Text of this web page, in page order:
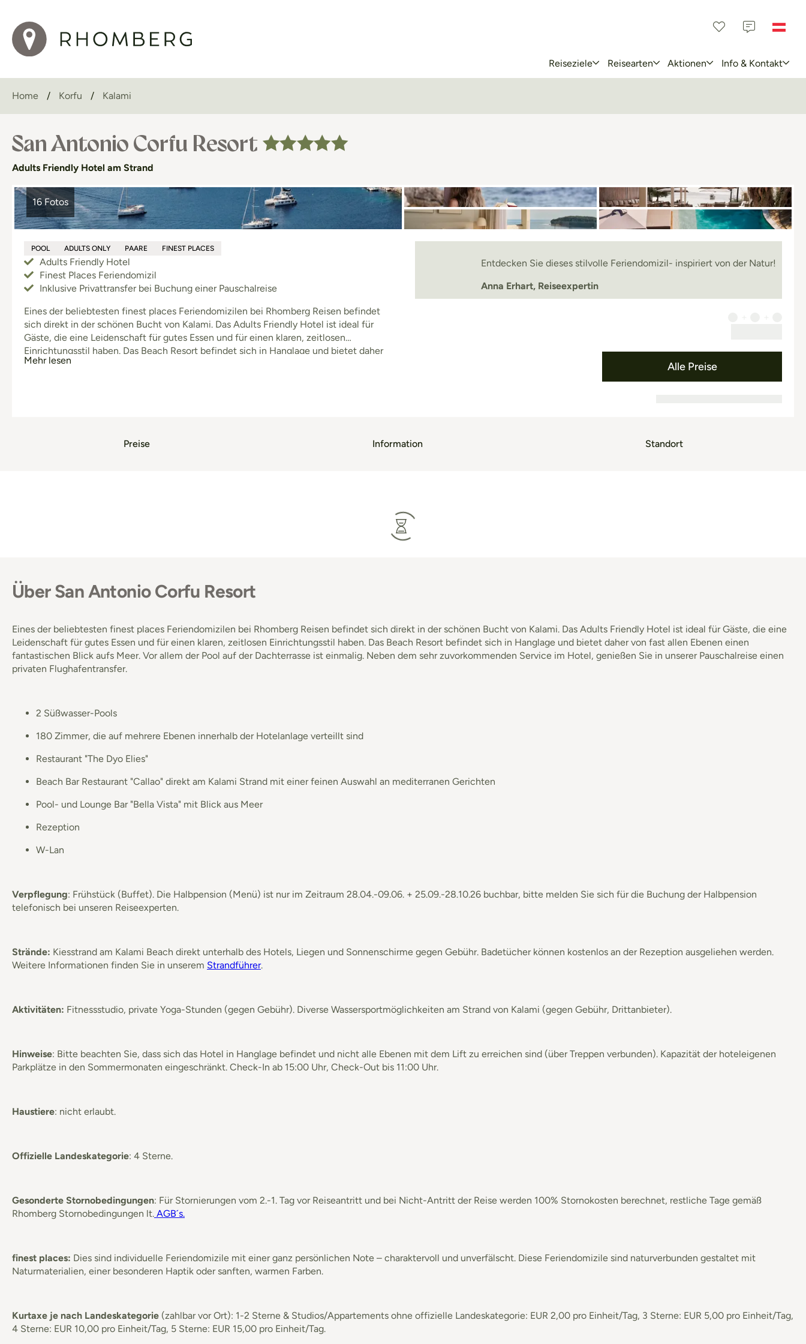
Reiseziele Reisearten Aktionen Info & Kontakt
Home Korfu Kalami
San Antonio Corfu Resort
Adults Friendly Hotel am Strand
16 Fotos
POOL ADULTS ONLY PAARE FINEST PLACES
Adults Friendly Hotel
Finest Places Feriendomizil
Inklusive Privattransfer bei Buchung einer Pauschalreise
Eines der beliebtesten finest places Feriendomizilen bei Rhomberg Reisen befindet
sich direkt in der schönen Bucht von Kalami. Das Adults Friendly Hotel ist ideal für
Gäste, die eine Leidenschaft für gutes Essen und für einen klaren, zeitlosen
Einrichtungsstil haben. Das Beach Resort befindet sich in Hanglage und bietet daher
von fast allen Ebenen einen fantastischen Blick aufs Meer. Vor allem der
Mehr lesen
Entdecken Sie dieses stilvolle Feriendomizil- inspiriert von der Natur!
Anna Erhart, Reiseexpertin
Alle Preise
Preise Information Standort
Über San Antonio Corfu Resort
Eines der beliebtesten finest places Feriendomizilen bei Rhomberg Reisen befindet sich direkt in der schönen Bucht von Kalami. Das Adults Friendly Hotel ist ideal für Gäste, die eine
Leidenschaft für gutes Essen und für einen klaren, zeitlosen Einrichtungsstil haben. Das Beach Resort befindet sich in Hanglage und bietet daher von fast allen Ebenen einen
fantastischen Blick aufs Meer. Vor allem der Pool auf der Dachterrasse ist einmalig. Neben dem sehr zuvorkommenden Service im Hotel, genießen Sie in unserer Pauschalreise einen
privaten Flughafentransfer.
2 Süßwasser-Pools
180 Zimmer, die auf mehrere Ebenen innerhalb der Hotelanlage verteillt sind
Restaurant "The Dyo Elies"
Beach Bar Restaurant "Callao" direkt am Kalami Strand mit einer feinen Auswahl an mediterranen Gerichten
Pool- und Lounge Bar "Bella Vista" mit Blick aus Meer
Rezeption
W-Lan
Verpflegung: Frühstück (Buffet). Die Halbpension (Menü) ist nur im Zeitraum 28.04.-09.06. + 25.09.-28.10.26 buchbar, bitte melden Sie sich für die Buchung der Halbpension
telefonisch bei unseren Reiseexperten.
Strände: Kiesstrand am Kalami Beach direkt unterhalb des Hotels, Liegen und Sonnenschirme gegen Gebühr. Badetücher können kostenlos an der Rezeption ausgeliehen werden.
Weitere Informationen finden Sie in unserem Strandführer.
Aktivitäten: Fitnessstudio, private Yoga-Stunden (gegen Gebühr). Diverse Wassersportmöglichkeiten am Strand von Kalami (gegen Gebühr, Drittanbieter).
Hinweise: Bitte beachten Sie, dass sich das Hotel in Hanglage befindet und nicht alle Ebenen mit dem Lift zu erreichen sind (über Treppen verbunden). Kapazität der hoteleigenen
Parkplätze in den Sommermonaten eingeschränkt. Check-In ab 15:00 Uhr, Check-Out bis 11:00 Uhr.
Haustiere: nicht erlaubt.
Offizielle Landeskategorie: 4 Sterne.
Gesonderte Stornobedingungen: Für Stornierungen vom 2.-1. Tag vor Reiseantritt und bei Nicht-Antritt der Reise werden 100% Stornokosten berechnet, restliche Tage gemäß
Rhomberg Stornobedingungen lt. AGB´s.
finest places: Dies sind individuelle Feriendomizile mit einer ganz persönlichen Note – charaktervoll und unverfälscht. Diese Feriendomizile sind naturverbunden gestaltet mit
Naturmaterialien, einer besonderen Haptik oder sanften, warmen Farben.
Kurtaxe je nach Landeskategorie (zahlbar vor Ort): 1-2 Sterne & Studios/Appartements ohne offizielle Landeskategorie: EUR 2,00 pro Einheit/Tag, 3 Sterne: EUR 5,00 pro Einheit/Tag,
4 Sterne: EUR 10,00 pro Einheit/Tag, 5 Sterne: EUR 15,00 pro Einheit/Tag.